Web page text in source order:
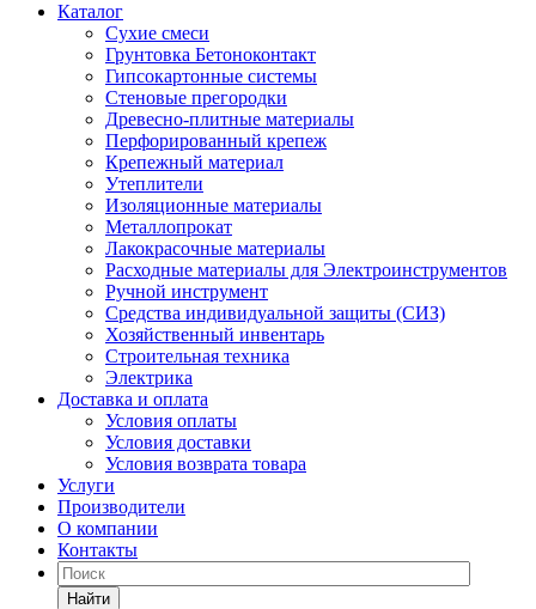
Каталог
Сухие смеси
Грунтовка Бетоноконтакт
Гипсокартонные системы
Стеновые прегородки
Древесно-плитные материалы
Перфорированный крепеж
Крепежный материал
Утеплители
Изоляционные материалы
Металлопрокат
Лакокрасочные материалы
Расходные материалы для Электроинструментов
Ручной инструмент
Средства индивидуальной защиты (СИЗ)
Хозяйственный инвентарь
Строительная техника
Электрика
Доставка и оплата
Условия оплаты
Условия доставки
Условия возврата товара
Услуги
Производители
О компании
Контакты
Найти